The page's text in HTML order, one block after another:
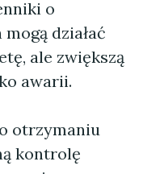
o
działać
ale zwiększą
awarii.
otrzymaniu
kontrolę